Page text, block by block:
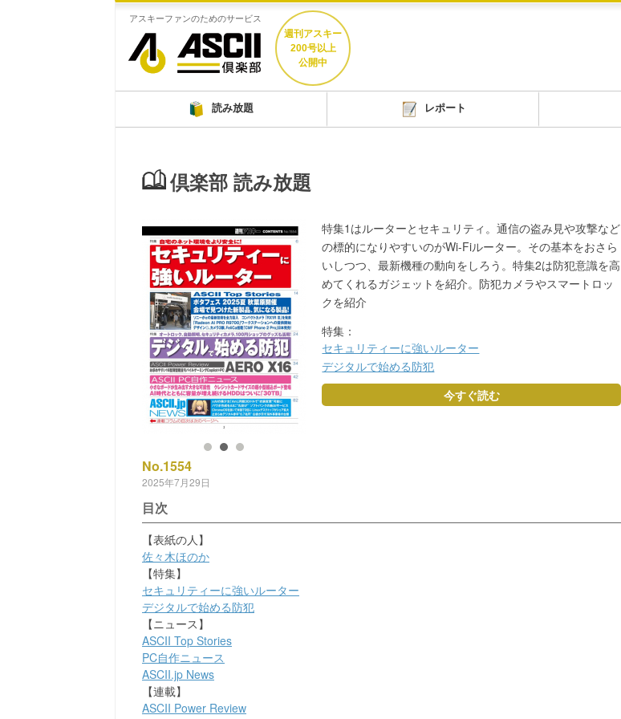
アスキーファンのためのサービス
週刊アスキー
200号以上
公開中
読み放題 レポート
倶楽部 読み放題
No.1554
2025年7月29日
特集1はルーターとセキュリティ。通信の盗み見や攻撃など
の標的になりやすいのがWi-Fiルーター。その基本をおさら
いしつつ、最新機種の動向をしろう。特集2は防犯意識を高
めてくれるガジェットを紹介。防犯カメラやスマートロッ
クを紹介
特集：
セキュリティーに強いルーター
デジタルで始める防犯
今すぐ読む
目次
【表紙の人】
佐々木ほのか
【特集】
セキュリティーに強いルーター
デジタルで始める防犯
【ニュース】
ASCII Top Stories
PC自作ニュース
ASCII.jp News
【連載】
ASCII Power Review